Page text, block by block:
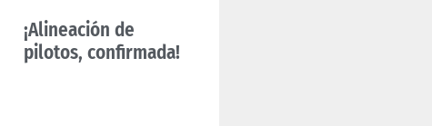
¡Alineación de
pilotos, confirmada!